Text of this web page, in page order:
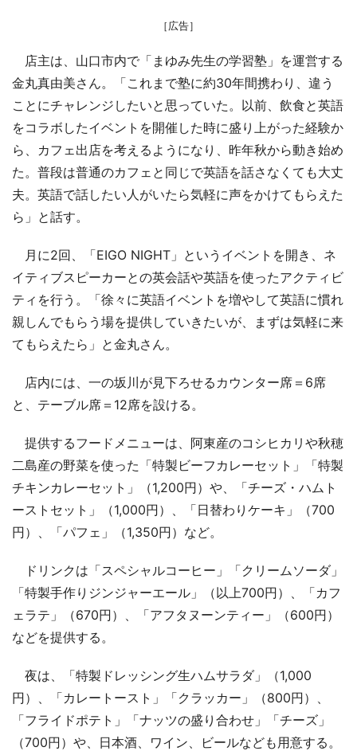
［広告］
店主は、山口市内で「まゆみ先生の学習塾」を運営する
金丸真由美さん。「これまで塾に約30年間携わり、違う
ことにチャレンジしたいと思っていた。以前、飲食と英語
をコラボしたイベントを開催した時に盛り上がった経験か
ら、カフェ出店を考えるようになり、昨年秋から動き始め
た。普段は普通のカフェと同じで英語を話さなくても大丈
夫。英語で話したい人がいたら気軽に声をかけてもらえた
ら」と話す。
月に2回、「EIGO NIGHT」というイベントを開き、ネ
イティブスピーカーとの英会話や英語を使ったアクティビ
ティを行う。「徐々に英語イベントを増やして英語に慣れ
親しんでもらう場を提供していきたいが、まずは気軽に来
てもらえたら」と金丸さん。
店内には、一の坂川が見下ろせるカウンター席＝6席
と、テーブル席＝12席を設ける。
提供するフードメニューは、阿東産のコシヒカリや秋穂
二島産の野菜を使った「特製ビーフカレーセット」「特製
チキンカレーセット」（1,200円）や、「チーズ・ハムト
ーストセット」（1,000円）、「日替わりケーキ」（700
円）、「パフェ」（1,350円）など。
ドリンクは「スペシャルコーヒー」「クリームソーダ」
「特製手作りジンジャーエール」（以上700円）、「カフ
ェラテ」（670円）、「アフタヌーンティー」（600円）
などを提供する。
夜は、「特製ドレッシング生ハムサラダ」（1,000
円）、「カレートースト」「クラッカー」（800円）、
「フライドポテト」「ナッツの盛り合わせ」「チーズ」
（700円）や、日本酒、ワイン、ビールなども用意する。